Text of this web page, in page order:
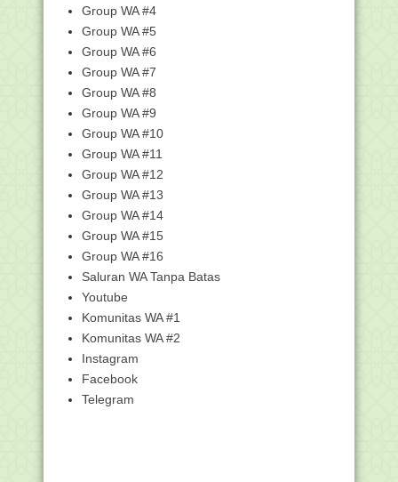
Mahasiswa IAIN Kudus Raih
Penghargaan pada Liputan...
MANAQIB KH. HAMDAN KHALID
Kemenag-Kemenristekdikti
Tandatangani Pakta Integr...
Kemenag Serahkan 1.159 SK CPNS
untuk Penempatan di...
Sekjen Kemenag Serahkan SK CPNS
2018
Qari Indonesia Juara MTQ Internasional
di Turki
Matahari Melintas di atas Kabah pada
27 dan 28 Mei...
Kemenag: Dana Zakat Tidak Masuk
Dalam Sistem Keuan...
Kemenag Umumkan Hasil Seleksi Akhir
CPNS Tahap II
Bertahap, Penyerahan SK CPNS
Kemenag Terus Berjalan
Kemenag Terbitkan Sembilan Juknis
Group WA #4
Group WA #5
Group WA #6
Group WA #7
Group WA #8
Group WA #9
Group WA #10
Group WA #11
Group WA #12
Group WA #13
Group WA #14
Group WA #15
Group WA #16
Saluran WA Tanpa Batas
Youtube
Komunitas WA #1
Komunitas WA #2
Instagram
Facebook
Telegram